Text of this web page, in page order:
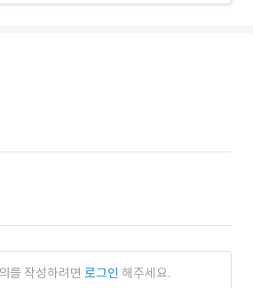
를 작성하려면 로그인 해주세요.